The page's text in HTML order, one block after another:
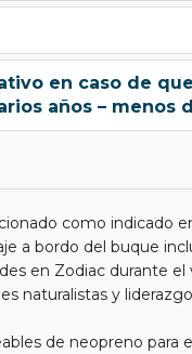
en caso de
años – menos
como indicado
a bordo del buque
en Zodiac durante el
naturalistas y
de neopreno para